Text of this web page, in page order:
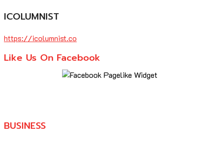
ICOLUMNIST
https://icolumnist.co
Like Us On Facebook
BUSINESS